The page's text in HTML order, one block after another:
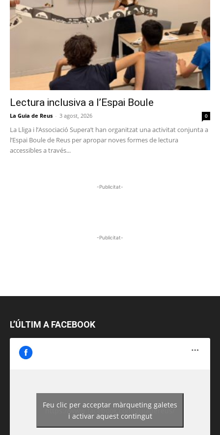
Lectura inclusiva a l’Espai Boule
La Guia de Reus - 3 agost, 2026 0
La Lliga i l’Associació Supera’t han organitzat una activitat conjunta a
l’Espai Boule de Reus per apropar noves formes de lectura
accessibles a través...
-Publicitat-
-Publicitat-
L’ÚLTIM A FACEBOOK
https://www.facebook.com/guiadereus/
Feu clic per acceptar màrqueting galetes
i activar aquest contingut